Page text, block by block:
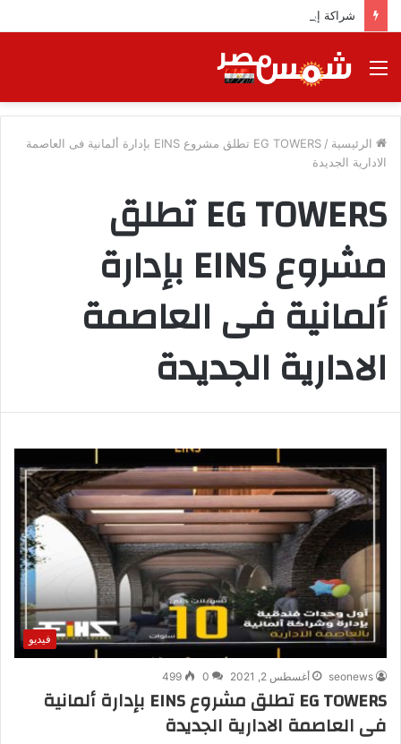
شراكة إيجي تاورز مع بلدينا.. قيمة مضافة تعزز نجاح المشروعات
القائمة
الرئيسية /
EG TOWERS تطلق مشروع EINS بإدارة ألمانية فى العاصمة
الادارية الجديدة
EG TOWERS تطلق
مشروع EINS بإدارة
ألمانية فى العاصمة
الادارية الجديدة
فيديو
seonews أغسطس 2, 2021 0
499
EG TOWERS تطلق مشروع EINS بإدارة ألمانية
فى العاصمة الادارية الجديدة